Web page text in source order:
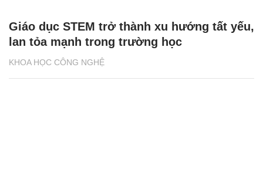
KHOA HỌC CÔNG NGHỆ
Giáo dục STEM trở thành xu hướng tất yếu,
lan tỏa mạnh trong trường học